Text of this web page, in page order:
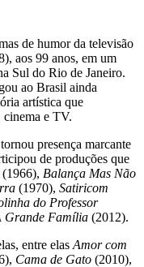
de humor da televisão
aos 99 anos, em um
Sul do Rio de Janeiro.
ao Brasil ainda
artística que
cinema e TV.
presença marcante
de produções que
(1966), Balança Mas Não
(1970), Satiricom
do Professor
Grande Família (2012).
entre elas Amor com
Cama de Gato (2010),